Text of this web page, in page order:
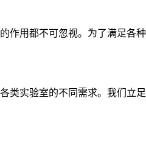
作用都不可忽视。为了满足各
类实验室的不同需求。我们立